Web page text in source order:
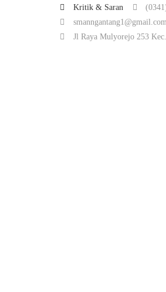
Kritik & Saran
Jl Raya Mulyorejo 253